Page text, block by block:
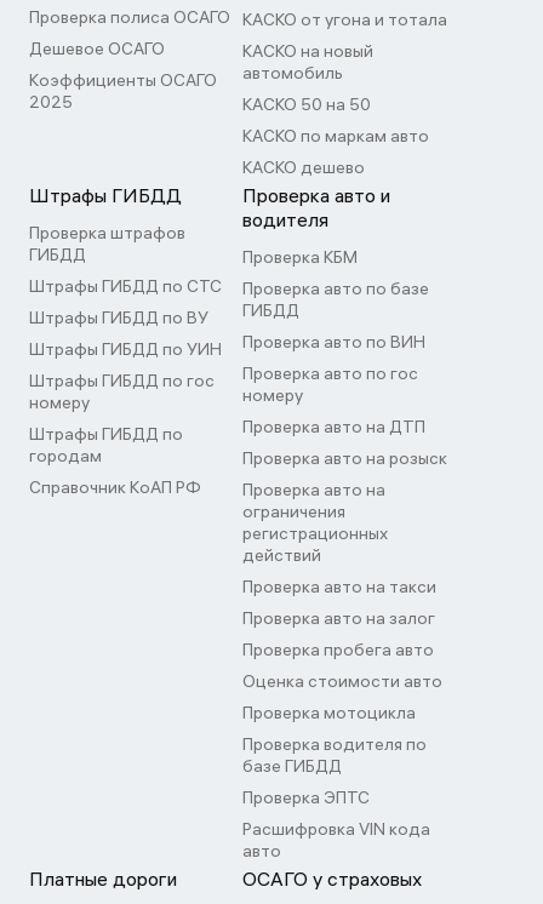
Проверка полиса ОСАГО
Дешевое ОСАГО
Коэффициенты ОСАГО
2025
КАСКО от угона и тотала
КАСКО на новый
автомобиль
КАСКО 50 на 50
КАСКО по маркам авто
КАСКО дешево
Штрафы ГИБДД
Проверка штрафов
ГИБДД
Штрафы ГИБДД по СТС
Штрафы ГИБДД по ВУ
Штрафы ГИБДД по УИН
Штрафы ГИБДД по гос
номеру
Штрафы ГИБДД по
городам
Справочник КоАП РФ
Проверка авто и
водителя
Проверка КБМ
Проверка авто по базе
ГИБДД
Проверка авто по ВИН
Проверка авто по гос
номеру
Проверка авто на ДТП
Проверка авто на розыск
Проверка авто на
ограничения
регистрационных
действий
Проверка авто на такси
Проверка авто на залог
Проверка пробега авто
Оценка стоимости авто
Проверка мотоцикла
Проверка водителя по
базе ГИБДД
Проверка ЭПТС
Расшифровка VIN кода
авто
Платные дороги ОСАГО у страховых